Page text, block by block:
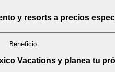
y resorts a precios
Beneficio
Vacations y planea tu